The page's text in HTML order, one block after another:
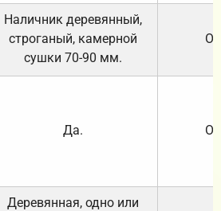
Наличник деревянный,
строганый, камерной
сушки 70-90 мм.
Да.
Деревянная, одно или